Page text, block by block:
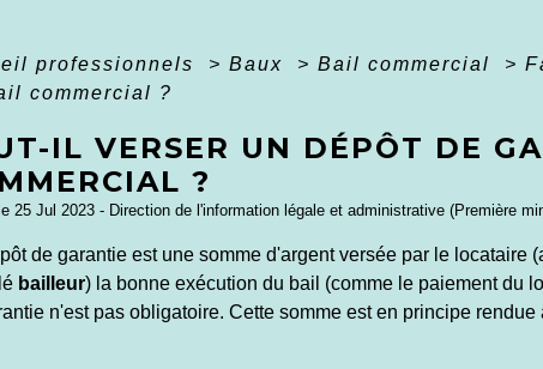
professionnels > Baux > Bail commercial >
commercial ?
IL VERSER UN DÉPÔT DE
?
25 Jul 2023 - Direction de l'information légale et administrative (Première
de garantie est une somme d'argent versée par le locataire
bailleur) la bonne exécution du bail (comme le paiement du
n'est pas obligatoire. Cette somme est en principe